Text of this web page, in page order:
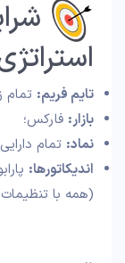
تایم فریم: تمام
بازار: فارکس؛
نماد: تمام
اندیکاتورها:
(همه با